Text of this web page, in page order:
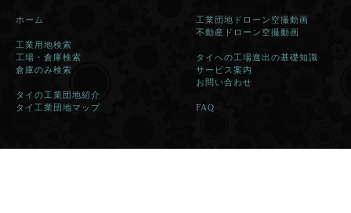
ホーム
工業用地検索
工場・倉庫検索
倉庫のみ検索
タイの工業団地紹介
タイ工業団地マップ
工業団地ドローン空撮動画
不動産ドローン空撮動画
タイへの工場進出の基礎知識
サービス案内
お問い合わせ
FAQ